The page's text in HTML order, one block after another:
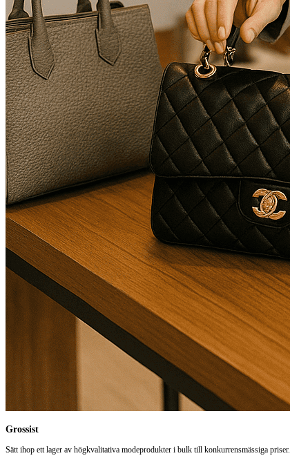
Grossist
Sätt ihop ett lager av högkvalitativa modeprodukter i bulk till konkurrensmässiga priser.